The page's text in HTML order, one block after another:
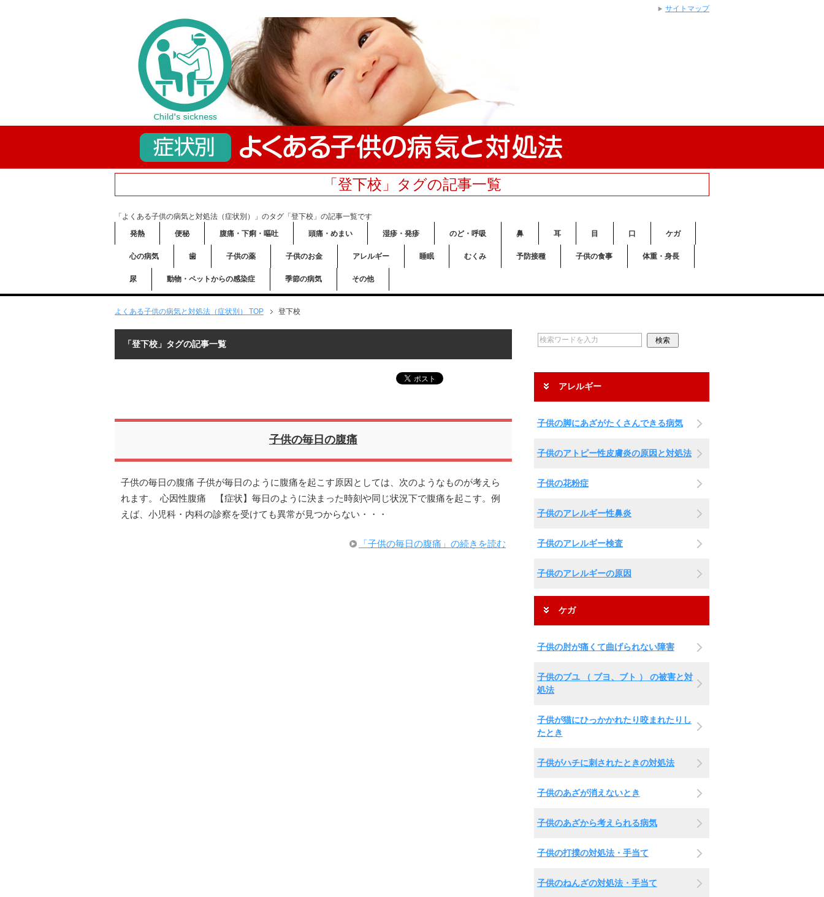
「登下校」タグの記事一覧
「よくある子供の病気と対処法（症状別）」のタグ「登下校」の記事一覧です
発熱
便秘 腹痛・下痢・嘔吐 頭痛・めまい 湿疹・発疹 のど・呼吸 鼻 耳 目 口 ケガ
心の病気 歯 子供の薬 子供のお金 アレルギー 睡眠 むくみ 予防接種 子供の食事 体重・身長
尿 動物・ペットからの感染症 季節の病気 その他
よくある子供の病気と対処法（症状別） TOP 登下校
「登下校」タグの記事一覧
子供の毎日の腹痛
子供の毎日の腹痛 子供が毎日のように腹痛を起こす原因としては、次のようなものが考えら
れます。 心因性腹痛 【症状】毎日のように決まった時刻や同じ状況下で腹痛を起こす。例
えば、小児科・内科の診察を受けても異常が見つからない・・・
「子供の毎日の腹痛」の続きを読む
アレルギー
子供の脚にあざがたくさんできる病気
子供のアトピー性皮膚炎の原因と対処法
子供の花粉症
子供のアレルギー性鼻炎
子供のアレルギー検査
子供のアレルギーの原因
ケガ
子供の肘が痛くて曲げられない障害
子供のブユ （ ブヨ、ブト ） の被害と対
処法
子供が猫にひっかかれたり咬まれたりし
たとき
子供がハチに刺されたときの対処法
子供のあざが消えないとき
子供のあざから考えられる病気
子供の打撲の対処法・手当て
子供のねんざの対処法・手当て
サイトマップ